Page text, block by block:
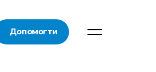
Допомогти